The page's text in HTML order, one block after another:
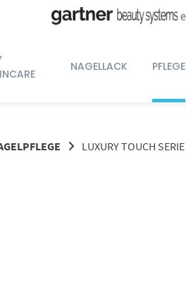
NAGELLACK PFLEGE
LUXURY TOUCH SERIE